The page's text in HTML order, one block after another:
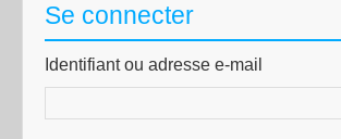
Se connecter
Identifiant ou adresse e-mail